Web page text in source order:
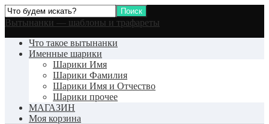
Вытынанки — шаблоны и трафареты
Что такое вытынанки
Именные шарики
Шарики Имя
Шарики Фамилия
Шарики Имя и Отчество
Шарики прочее
МАГАЗИН
Моя корзина